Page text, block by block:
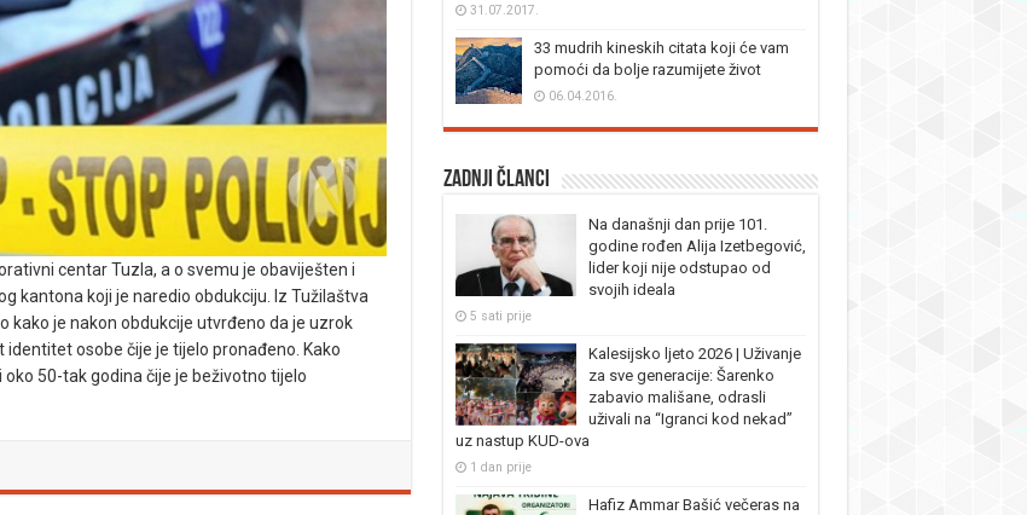
centar Tuzla, a o svemu je obaviješten i
kantona koji je naredio obdukciju. Iz Tužilaštva
kako je nakon obdukcije utvrđeno da je uzrok
osobe čije je tijelo pronađeno. Kako
50-tak godina čije je beživotno tijelo
31.07.2017.
33 mudrih kineskih citata koji će vam
pomoći da bolje razumijete život
06.04.2016.
Zadnji članci
Na današnji dan prije 101.
godine rođen Alija Izetbegović,
lider koji nije odstupao od
svojih ideala
5 sati prije
Kalesijsko ljeto 2026 | Uživanje
za sve generacije: Šarenko
zabavio mališane, odrasli
uživali na “Igranci kod nekad”
uz nastup KUD-ova
1 dan prije
Hafiz Ammar Bašić večeras na